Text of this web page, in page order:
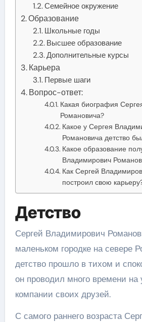
Семейное окружение
Образование
Школьные годы
Высшее образование
Дополнительные курсы
Карьера
Первые шаги
Вопрос-ответ:
Какая биография
Романовича?
Какое у Сергея
Романовича детство
Какое образование
Владимирович
Как Сергей
построил свою
Детство
Сергей Владимирович
маленьком городке на севере
детство прошло в тихом и
он проводил много времени на
компании своих друзей.
С самого раннего возраста